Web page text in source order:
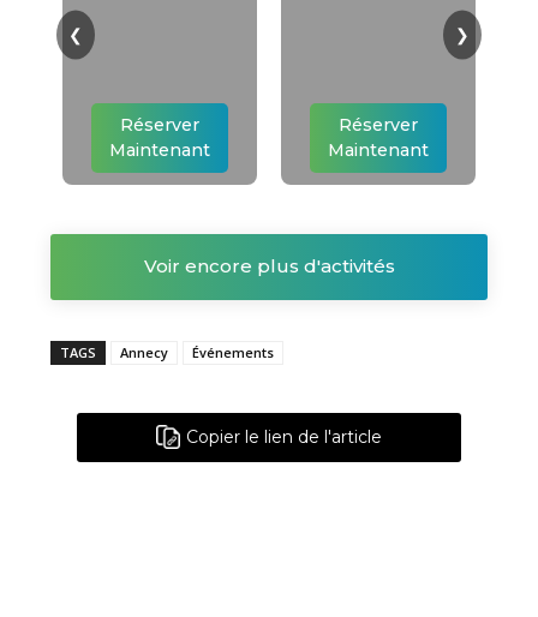
Réserver
Maintenant
Réserver
Maintenant
❮ ❯
Voir encore plus d'activités
TAGS Annecy Événements
Copier le lien de l'article